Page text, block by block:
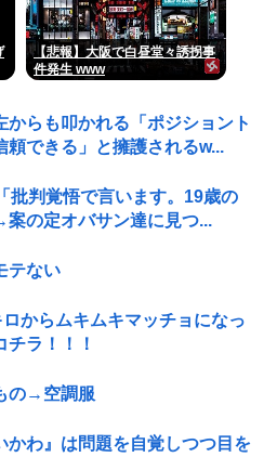
【悲報】大阪で白昼堂々誘拐事
件発生 www
らも叩かれる「ポジショント
頼できる」と擁護されるw...
批判覚悟で言います。19歳の
の定オバサン達に見つ...
テない
ロからムキムキマッチョになっ
ラ！！！
の→空調服
かわ』は問題を自覚しつつ目を